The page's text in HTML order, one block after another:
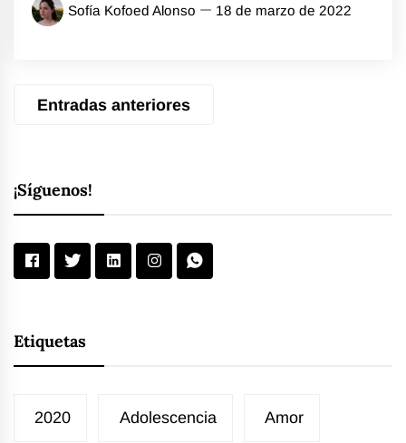
Sofía Kofoed Alonso 18 de marzo de 2022
Navegación
Entradas anteriores
¡Síguenos!
Etiquetas
2020 Adolescencia Amor